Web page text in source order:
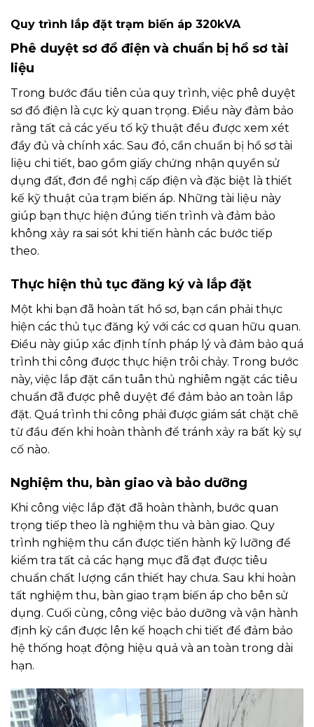
Quy trình lắp đặt trạm biến áp 320kVA
Phê duyệt sơ đồ điện và chuẩn bị hồ sơ tài
liệu
Trong bước đầu tiên của quy trình, việc phê duyệt
sơ đồ điện là cực kỳ quan trọng. Điều này đảm bảo
rằng tất cả các yếu tố kỹ thuật đều được xem xét
đầy đủ và chính xác. Sau đó, cần chuẩn bị hồ sơ tài
liệu chi tiết, bao gồm giấy chứng nhận quyền sử
dụng đất, đơn đề nghị cấp điện và đặc biệt là thiết
kế kỹ thuật của trạm biến áp. Những tài liệu này
giúp bạn thực hiện đúng tiến trình và đảm bảo
không xảy ra sai sót khi tiến hành các bước tiếp
theo.
Thực hiện thủ tục đăng ký và lắp đặt
Một khi bạn đã hoàn tất hồ sơ, bạn cần phải thực
hiện các thủ tục đăng ký với các cơ quan hữu quan.
Điều này giúp xác định tính pháp lý và đảm bảo quá
trình thi công được thực hiện trôi chảy. Trong bước
này, việc lắp đặt cần tuân thủ nghiêm ngặt các tiêu
chuẩn đã được phê duyệt để đảm bảo an toàn lắp
đặt. Quá trình thi công phải được giám sát chặt chẽ
từ đầu đến khi hoàn thành để tránh xảy ra bất kỳ sự
cố nào.
Nghiệm thu, bàn giao và bảo dưỡng
Khi công việc lắp đặt đã hoàn thành, bước quan
trọng tiếp theo là nghiệm thu và bàn giao. Quy
trình nghiệm thu cần được tiến hành kỹ lưỡng để
kiểm tra tất cả các hạng mục đã đạt được tiêu
chuẩn chất lượng cần thiết hay chưa. Sau khi hoàn
tất nghiệm thu, bàn giao trạm biến áp cho bên sử
dụng. Cuối cùng, công việc bảo dưỡng và vận hành
định kỳ cần được lên kế hoạch chi tiết để đảm bảo
hệ thống hoạt động hiệu quả và an toàn trong dài
hạn.